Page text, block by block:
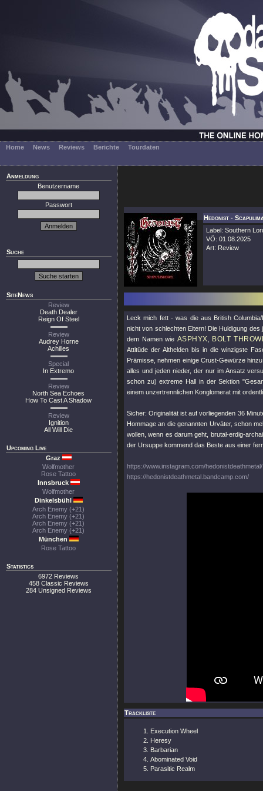
Home News Reviews Berichte Tourdaten
Anmeldung
Benutzername
Passwort
Suche
SiteNews
Review
Death Dealer
Reign Of Steel
Review
Audrey Horne
Achilles
Special
In Extremo
Review
North Sea Echoes
How To Cast A Shadow
Review
Ignition
All Will Die
Upcoming Live
Graz
Wolfmother
Rose Tattoo
Innsbruck
Wolfmother
Dinkelsbühl
Arch Enemy (+21)
Arch Enemy (+21)
Arch Enemy (+21)
Arch Enemy (+21)
München
Rose Tattoo
Statistics
6972 Reviews
458 Classic Reviews
284 Unsigned Reviews
Hedonist -
Label: Southern
VÖ: 01.08.2025
Art: Review
Leck mich fett - was die aus British
nicht von schlechten Eltern! Die Huldigung
dem Namen wie ASPHYX BOLT
Attitüde der Althelden bis in die winzigste
Prämisse, nehmen einige Crust-Gewürze
alles und jeden nieder, der nur im Ansatz
schon zu) extreme Hall in der Sektion
einem unzertrennlichen Konglomerat mit
Sicher: Originalität ist auf vorliegenden 36
Hommage an die genannten Urväter, schon
wollen, wenn es darum geht, brutal-erdig-
der Ursuppe kommend das Beste aus einer
https://www.instagram.com/hedonistdeathmetal/
https://hedonistdeathmetal.bandcamp.com/
Trackliste
Execution Wheel
Heresy
Barbarian
Abominated Void
Parasitic Realm